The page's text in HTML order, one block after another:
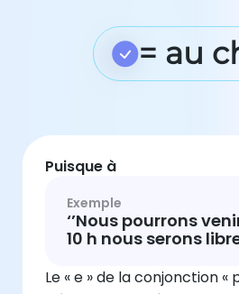
= au
Puisque à
Exemple
‘’Nous pourrons
10 h nous serons
Le « e » de la conjonction «